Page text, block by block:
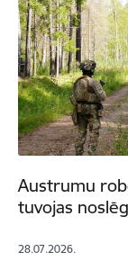
Austrumu
tuvojas
28.07.2026.